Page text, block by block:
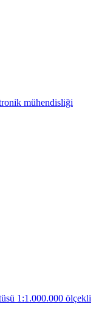
mühendisliği
1:1.000.000 ölçekli